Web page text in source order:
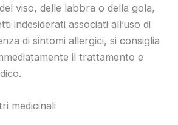
viso, delle labbra o della gola,
indesiderati associati all’uso di
di sintomi allergici, si consiglia
il trattamento e
medicinali